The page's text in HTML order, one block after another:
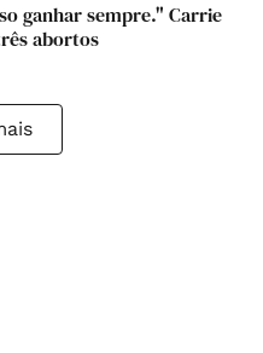
ganhar sempre." Carrie
abortos